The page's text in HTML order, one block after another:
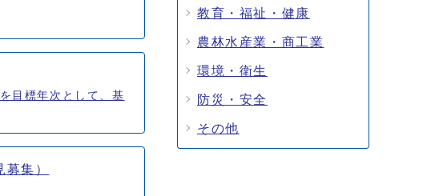
目標年次として、基
集）
教育・福祉・健康
農林水産業・商工業
環境・衛生
防災・安全
その他